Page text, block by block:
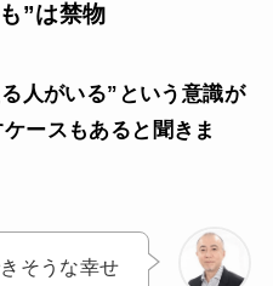
”は禁物
人がいる”という意識が
ースもあると聞きま
そうな幸せ